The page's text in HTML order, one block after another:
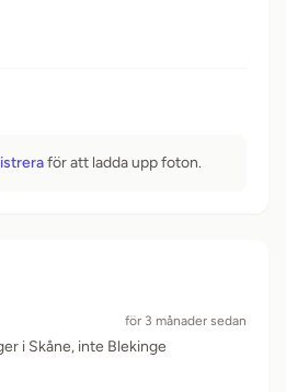
för att ladda upp foton.
för 3 månader sedan
i Skåne, inte Blekinge